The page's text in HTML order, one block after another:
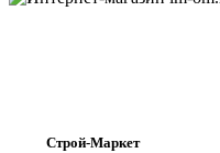
Строй-Маркет